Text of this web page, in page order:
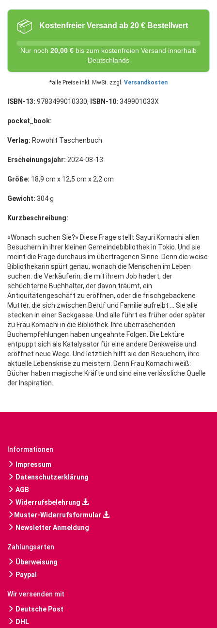
📦 Kostenfreier Versand ab 20 € Bestellwert
Nur noch 20,00 € bis zum kostenfreien Versand innerhalb
Deutschlands
*alle Preise inkl. MwSt. zzgl. Versandkosten
ISBN-13: 9783499010330, ISBN-10: 349901033X
pocket_book:
Verlag: Rowohlt Taschenbuch
Erscheinungsjahr: 2024-08-13
Größe: 18,9 cm x 12,5 cm x 2,2 cm
Gewicht: 304 g
Kurzbeschreibung:
«Wonach suchen Sie?» Diese Frage stellt Sayuri Komachi allen
Besuchern in ihrer kleinen Gemeindebibliothek in Tokio. Und sie
meint die Frage durchaus im übertragenen Sinne. Denn die weise
Bibliothekarin spürt genau, wonach die Menschen im Leben
suchen: die Verkäuferin, die mit ihrem Job hadert, der
schüchterne Buchhalter, der davon träumt, ein
Antiquitätengeschäft zu eröffnen, oder die frischgebackene
Mutter, die sich zwischen Beruf und Familie aufreibt … Sie alle
stecken in einer Sackgasse. Und alle führt es früher oder später
zu Frau Komachi in die Bibliothek. Ihre überraschenden
Buchempfehlungen haben ungeahnte Folgen. Die Lektüre
entpuppt sich als Katalysator für eine andere Denkweise und
eröffnet neue Wege. Und letztlich hilft sie den Besuchern, ihre
aktuelle Lebenskrise zu meistern. Denn Frau Komachi weiß:
Bücher haben magische Kräfte und sind eine verlässliche Quelle
der Inspiration.
Informationen
Impressum
Datenschutzerklärung
AGB
Widerrufsbelehrung
Muster-Widerrufsformular
Newsletter Anmeldung
Zahlungsarten
Überweisung
Paypal
Wir versenden mit
Deutsche Post
DHL